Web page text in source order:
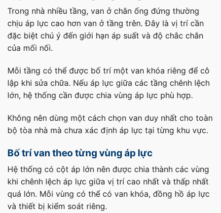
Trong nhà nhiều tầng, van ở chân ống đứng thường
chịu áp lực cao hơn van ở tầng trên. Đây là vị trí cần
đặc biệt chú ý đến giới hạn áp suất và độ chắc chắn
của mối nối.
Mỗi tầng có thể được bố trí một van khóa riêng để cô
lập khi sửa chữa. Nếu áp lực giữa các tầng chênh lệch
lớn, hệ thống cần được chia vùng áp lực phù hợp.
Không nên dùng một cách chọn van duy nhất cho toàn
bộ tòa nhà mà chưa xác định áp lực tại từng khu vực.
Bố trí van theo từng vùng áp lực
Hệ thống có cột áp lớn nên được chia thành các vùng
khi chênh lệch áp lực giữa vị trí cao nhất và thấp nhất
quá lớn. Mỗi vùng có thể có van khóa, đồng hồ áp lực
và thiết bị kiểm soát riêng.